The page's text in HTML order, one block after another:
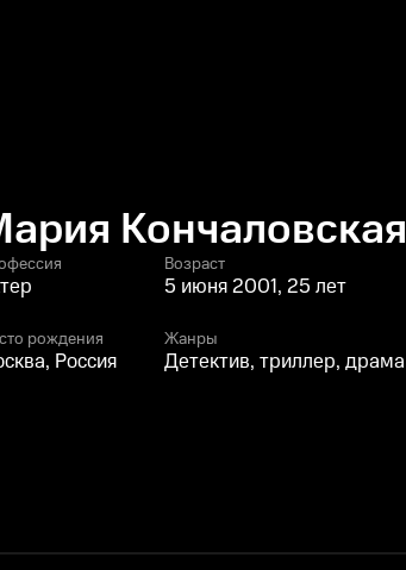
Кончаловская
Возраст
5 июня 2001, 25 лет
рождения
Россия
Жанры
Детектив, триллер, драма